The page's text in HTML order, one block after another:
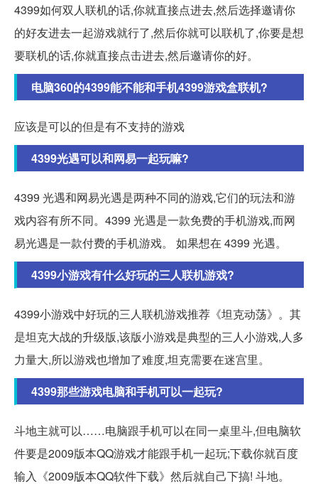
4399如何双人联机的话,你就直接点进去,然后选择邀请你
的好友进去一起游戏就行了,然后你就可以联机了,你要是想
要联机的话,你就直接点击进去,然后邀请你的好。
电脑360的4399能不能和手机4399游戏盒联机?
应该是可以的但是有不支持的游戏
4399光遇可以和网易一起玩嘛?
4399 光遇和网易光遇是两种不同的游戏,它们的玩法和游
戏内容有所不同。4399 光遇是一款免费的手机游戏,而网
易光遇是一款付费的手机游戏。 如果想在 4399 光遇。
4399小游戏有什么好玩的三人联机游戏?
4399小游戏中好玩的三人联机游戏推荐《坦克动荡》。其
是坦克大战的升级版,该版小游戏是典型的三人小游戏,人多
力量大,所以游戏也增加了难度,坦克需要在迷宫里。
4399那些游戏电脑和手机可以一起玩?
斗地主就可以……电脑跟手机可以在同一桌里斗,但电脑软
件要是2009版本QQ游戏才能跟手机一起玩;下载你就百度
输入《2009版本QQ软件下载》然后就自己下搞! 斗地。